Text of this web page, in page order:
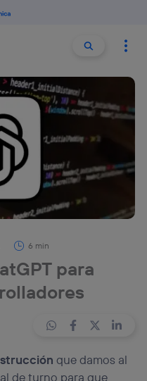
Buscar
6 min
para
que damos al
de turno para que